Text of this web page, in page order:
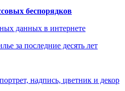
беспорядков
данных в интернете
за последние десять лет
надпись, цветник и декор